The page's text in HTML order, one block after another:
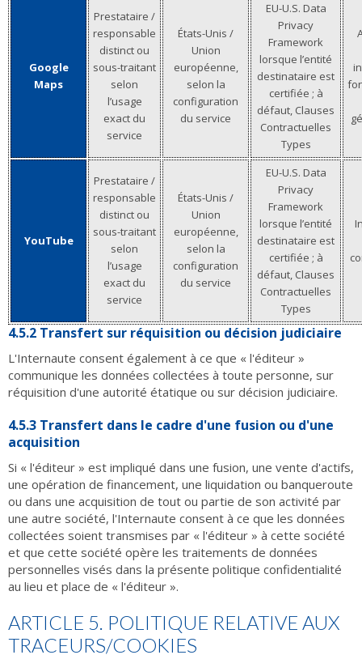
Google
Maps
Prestataire /
responsable
distinct ou
sous-traitant
selon
l’usage
exact du
service
États-Unis /
Union
européenne,
selon la
configuration
du service
EU-U.S. Data
Privacy
Framework
lorsque l’entité
destinataire est
certifiée ; à
défaut, Clauses
Contractuelles
Types
YouTube
Prestataire /
responsable
distinct ou
sous-traitant
selon
l’usage
exact du
service
États-Unis /
Union
européenne,
selon la
configuration
du service
EU-U.S. Data
Privacy
Framework
lorsque l’entité
destinataire est
certifiée ; à
défaut, Clauses
Contractuelles
Types
4.5.2 Transfert sur réquisition ou décision judiciaire
L'Internaute consent également à ce que « l'éditeur »
communique les données collectées à toute personne, sur
réquisition d'une autorité étatique ou sur décision judiciaire.
4.5.3 Transfert dans le cadre d'une fusion ou d'une
acquisition
Si « l'éditeur » est impliqué dans une fusion, une vente d'actifs,
une opération de financement, une liquidation ou banqueroute
ou dans une acquisition de tout ou partie de son activité par
une autre société, l'Internaute consent à ce que les données
collectées soient transmises par « l'éditeur » à cette société
et que cette société opère les traitements de données
personnelles visés dans la présente politique confidentialité
au lieu et place de « l'éditeur ».
ARTICLE 5. POLITIQUE RELATIVE AUX
TRACEURS/COOKIES